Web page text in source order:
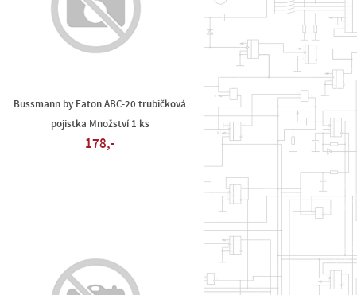
Bussmann by Eaton ABC-20 trubičková
pojistka Množství 1 ks
178,-